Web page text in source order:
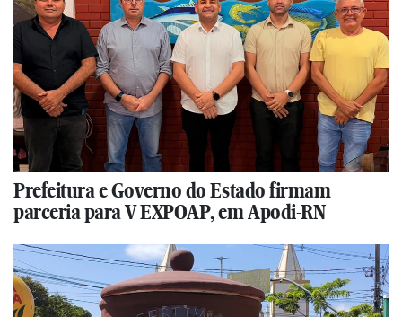
Prefeitura e Governo do Estado firmam
parceria para V EXPOAP, em Apodi-RN